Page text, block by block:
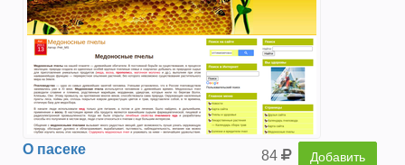
84 Добавить
О пасеке